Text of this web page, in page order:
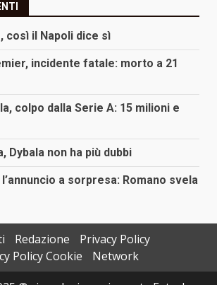
così il Napoli dice sì
incidente fatale: morto a 21
colpo dalla Serie A: 15 milioni e
Dybala non ha più dubbi
a sorpresa: Romano svela
Redazione
Privacy Policy
Policy Cookie
Network